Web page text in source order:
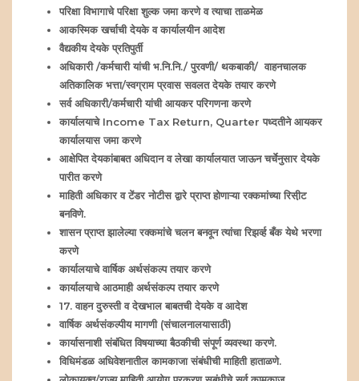
परिक्षा विभागाचे परिक्षा शुल्क जमा करणे व त्याचा ताळमेळ
आकस्मिक खर्चाची देयके व कार्यालयीन आदेश
वैद्यकीय देयके प्रतिपुर्ती
अधिकारी /कर्मचारी यांची भ.नि.नि./ पुरवणी/ थकबाकी/ वाहनचालक
अतिकालिक भत्ता/स्वग्राम प्रवास सवलत देयके तयार करणे
सर्व अधिकारी/कर्मचारी यांची आयकर परिगणना करणे
कार्यालयाचे Income Tax Return, Quarter पध्दतीने आयकर
कार्यालयास जमा करणे
आक्षेपित देयकांबाबत अधिदान व लेखा कार्यालयात जाऊन चर्चेनुसार देयके
पारीत करणे
माहिती अधिकार व टेंडर नोटीस द्वारे प्राप्त होणाऱ्या रक्कमांच्या रिसी़ट
बनविणे.
शासन प्राप्त झालेल्या रक्कमांचे चलन बनवून त्यांचा रिझर्व्ह बँक येथे भरणा
करणे
कार्यालयाचे वार्षिक अर्थसंकल्प तयार करणे
कार्यालयाचे आठमाही अर्थसंकल्प तयार करणे
17. वाहन दुरुस्ती व देखभाल बाबतची देयके व आदेश
वार्षिक अर्थसंकल्पीय मागणी (संचालनालयासाठी)
कार्यासनाशी संबंधित विषयाच्या बैठकीची संपूर्ण व्यवस्था करणे.
विधिमंडळ अधिवेशनातील कामकाजा संबंधीची माहिती हाताळणे.